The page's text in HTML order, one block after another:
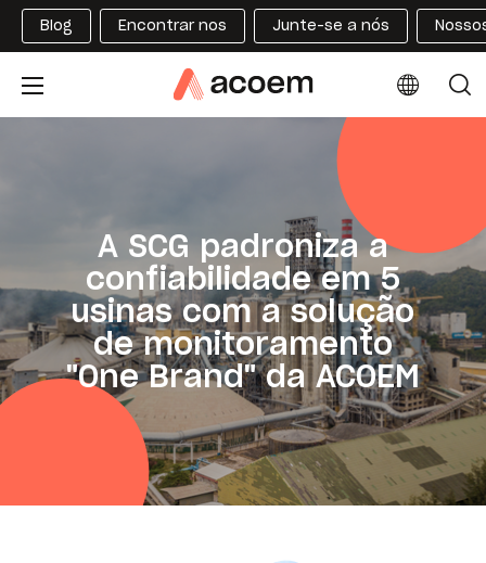
Blog Encontrar nos Junte-se a nós
A SCG padroniza a
confiabilidade em 5
usinas com a solução
de monitoramento
"One Brand" da ACOEM